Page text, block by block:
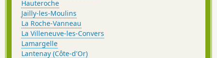
Hauteroche
Jailly-les-Moulins
La Roche-Vanneau
La Villeneuve-les-Convers
Lamargelle
Lantenay (Côte-d'Or)